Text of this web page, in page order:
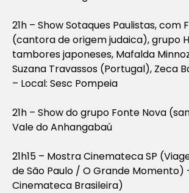
21h – Show Sotaques Paulistas, com
(cantora de origem judaica), grupo
tambores japoneses, Mafalda
Suzana Travassos (Portugal), Zeca
– Local: Sesc Pompeia
21h – Show do grupo Fonte Nova
Vale do Anhangabaú
21h15 – Mostra Cinemateca SP
de São Paulo / O Grande Momento)
Cinemateca Brasileira)